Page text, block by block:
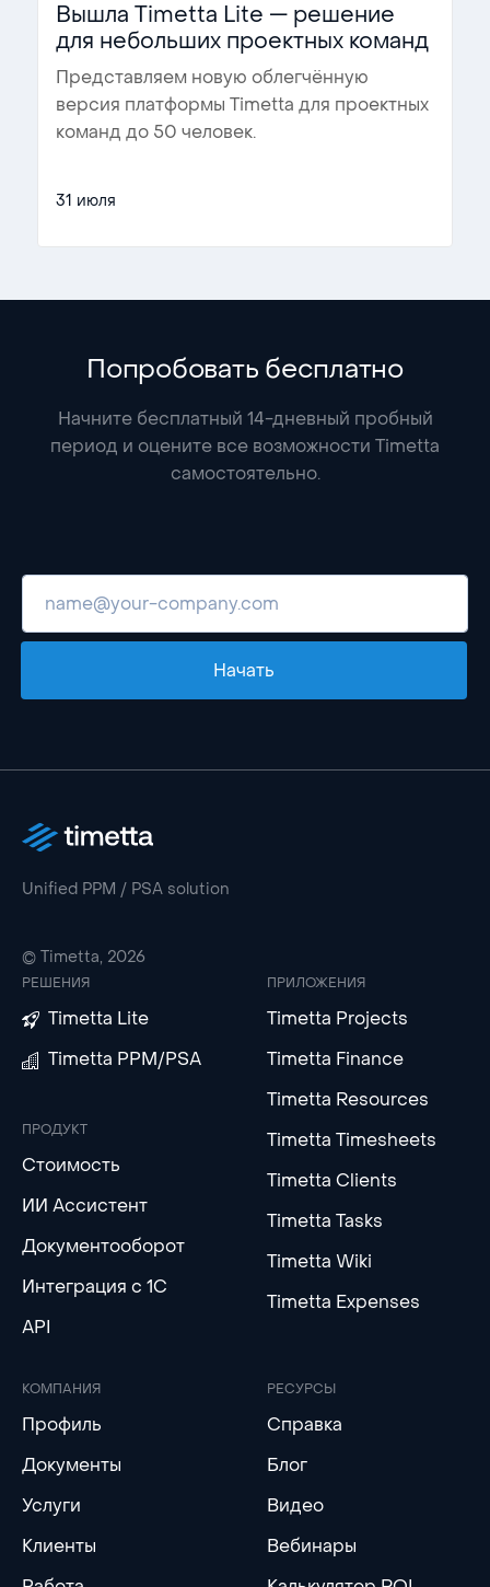
Вышла Timetta Lite — решение
для небольших проектных команд
Представляем новую облегчённую
версия платформы Timetta для проектных
команд до 50 человек.
31 июля
Попробовать бесплатно
Начните бесплатный 14-дневный пробный
период и оцените все возможности Timetta
самостоятельно.
Начать
Unified PPM / PSA solution
© Timetta, 2026
РЕШЕНИЯ
Timetta Lite
Timetta PPM/PSA
ПРОДУКТ
Стоимость
ИИ Ассистент
Документооборот
Интеграция с 1С
API
ПРИЛОЖЕНИЯ
Timetta Projects
Timetta Finance
Timetta Resources
Timetta Timesheets
Timetta Clients
Timetta Tasks
Timetta Wiki
Timetta Expenses
КОМПАНИЯ
Профиль
Документы
Услуги
Клиенты
РЕСУРСЫ
Справка
Блог
Видео
Вебинары